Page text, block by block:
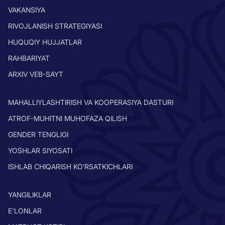
VAKANSIYA
RIVOJLANISH STRATEGIYASI
HUQUQIY HUJJATLAR
RAHBARIYAT
ARXIV VEB-SAYT
MAHALLIYLASHTIRISH VA KOOPERASIYA DASTURI
ATROF-MUHITNI MUHOFAZA QILISH
GENDER TENGLIGI
YOSHLAR SIYOSATI
ISHLAB CHIQARISH KO’RSATKICHLARI
YANGILIKLAR
E'LONLAR